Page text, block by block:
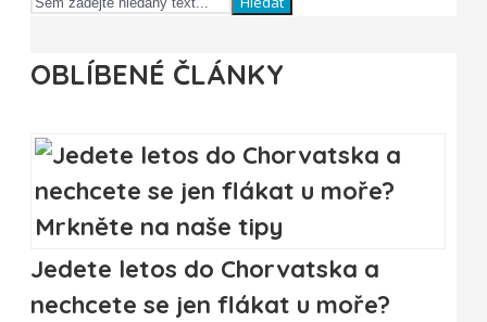
OBLÍBENÉ ČLÁNKY
Jedete letos do Chorvatska a
nechcete se jen flákat u moře?